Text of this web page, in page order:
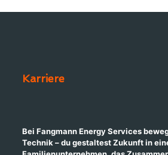
Karriere
Bei Fangmann Energy Services
Technik – du gestaltest Zukunft in